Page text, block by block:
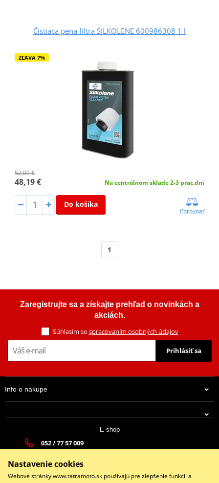
Čistiaca pena filtra SILKOLENE 600986308 1 l
ZĽAVA 7%
52,00 €
48,19 € Na centrálnom sklade 2-3 prac.dni
Do košíka
Porovnať
1
Zaregistrujte sa a získajte prehľad o novinkách a
akciách.
Súhlasím so spracovaním osobných údajov
Prihlásiť sa
Info o nákupe
E-shop
052 / 77 57 009
Po - Pia 9:00-17:00 | So: 9:00-13:00 | Ne: Zatvorené
Nastavenie cookies
Webové stránky www.tatramoto.sk používajú pre zlepšenie funkcií a